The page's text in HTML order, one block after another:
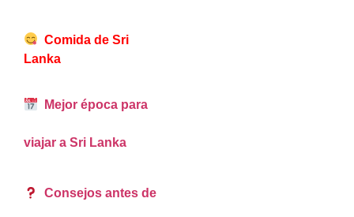
Comida de Sri
Lanka
Mejor época para
viajar a Sri Lanka
Consejos antes de